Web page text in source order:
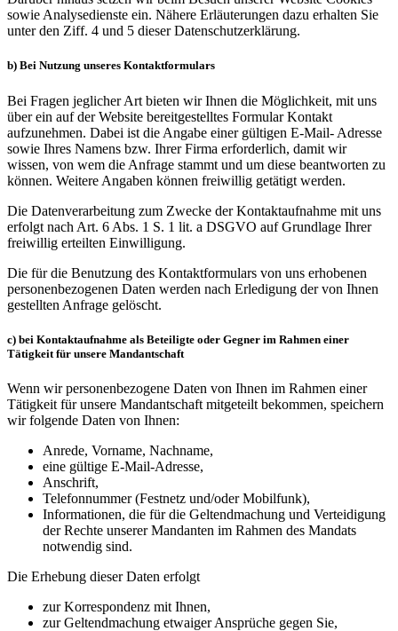
sowie Analysedienste ein. Nähere Erläuterungen dazu erhalten Sie
unter den Ziff. 4 und 5 dieser Datenschutzerklärung.
b) Bei Nutzung unseres Kontaktformulars
Bei Fragen jeglicher Art bieten wir Ihnen die Möglichkeit, mit uns
über ein auf der Website bereitgestelltes Formular Kontakt
aufzunehmen. Dabei ist die Angabe einer gültigen E-Mail- Adresse
sowie Ihres Namens bzw. Ihrer Firma erforderlich, damit wir
wissen, von wem die Anfrage stammt und um diese beantworten zu
können. Weitere Angaben können freiwillig getätigt werden.
Die Datenverarbeitung zum Zwecke der Kontaktaufnahme mit uns
erfolgt nach Art. 6 Abs. 1 S. 1 lit. a DSGVO auf Grundlage Ihrer
freiwillig erteilten Einwilligung.
Die für die Benutzung des Kontaktformulars von uns erhobenen
personenbezogenen Daten werden nach Erledigung der von Ihnen
gestellten Anfrage gelöscht.
c) bei Kontaktaufnahme als Beteiligte oder Gegner im Rahmen einer
Tätigkeit für unsere Mandantschaft
Wenn wir personenbezogene Daten von Ihnen im Rahmen einer
Tätigkeit für unsere Mandantschaft mitgeteilt bekommen, speichern
wir folgende Daten von Ihnen:
Anrede, Vorname, Nachname,
eine gültige E-Mail-Adresse,
Anschrift,
Telefonnummer (Festnetz und/oder Mobilfunk),
Informationen, die für die Geltendmachung und Verteidigung
der Rechte unserer Mandanten im Rahmen des Mandats
notwendig sind.
Die Erhebung dieser Daten erfolgt
zur Korrespondenz mit Ihnen,
zur Geltendmachung etwaiger Ansprüche gegen Sie,